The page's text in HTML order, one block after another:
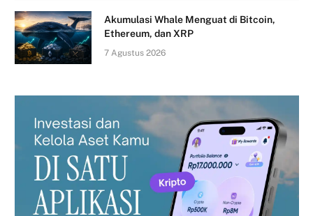
Akumulasi Whale Menguat di Bitcoin,
Ethereum, dan XRP
7 Agustus 2026